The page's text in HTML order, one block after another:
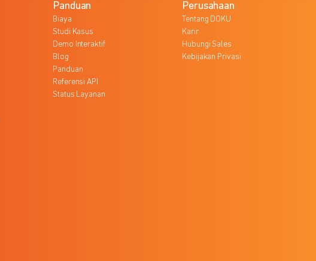
Panduan
Biaya
Studi Kasus
Demo Interaktif
Blog
Panduan
Referensi API
Status Layanan
Perusahaan
Tentang DOKU
Karir
Hubungi Sales
Kebijakan Privasi